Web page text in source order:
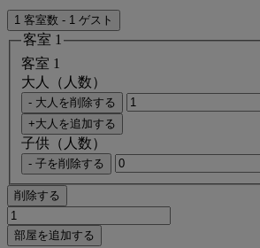
1 客室数 - 1 ゲスト
客室 1
客室 1
大人（人数）
- 大人を削除する
+大人を追加する
子供（人数）
- 子を削除する
削除する
部屋を追加する